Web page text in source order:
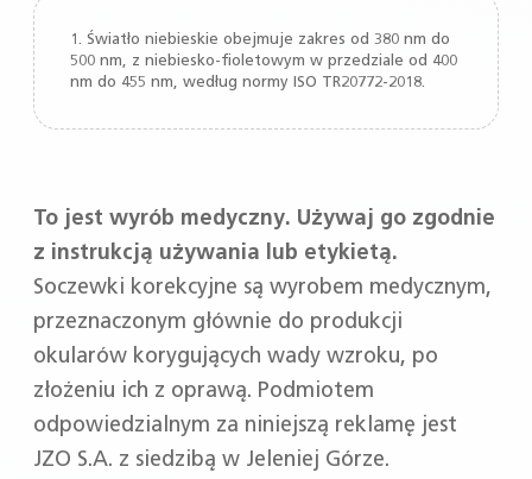
1. Światło niebieskie obejmuje zakres od 380 nm do
500 nm, z niebiesko-fioletowym w przedziale od 400
nm do 455 nm, według normy ISO TR20772-2018.
To jest wyrób medyczny. Używaj go zgodnie
z instrukcją używania lub etykietą.
Soczewki korekcyjne są wyrobem medycznym,
przeznaczonym głównie do produkcji
okularów korygujących wady wzroku, po
złożeniu ich z oprawą. Podmiotem
odpowiedzialnym za niniejszą reklamę jest
JZO S.A. z siedzibą w Jeleniej Górze.